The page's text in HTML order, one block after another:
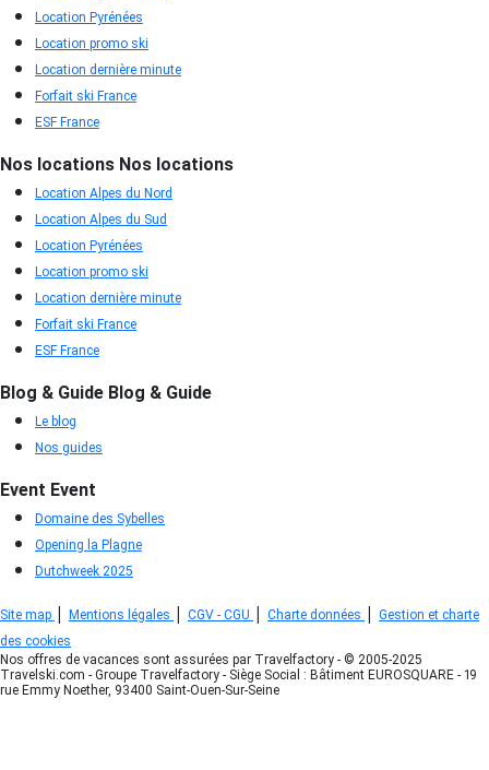
Location Pyrénées
Location promo ski
Location dernière minute
Forfait ski France
ESF France
Nos locations Nos locations
Location Alpes du Nord
Location Alpes du Sud
Location Pyrénées
Location promo ski
Location dernière minute
Forfait ski France
ESF France
Blog & Guide Blog & Guide
Le blog
Nos guides
Event Event
Domaine des Sybelles
Opening la Plagne
Dutchweek 2025
Site map | Mentions légales | CGV - CGU | Charte données | Gestion et charte
des cookies
Nos offres de vacances sont assurées par Travelfactory - © 2005-2025
Travelski.com - Groupe Travelfactory - Siège Social : Bâtiment EUROSQUARE - 19
rue Emmy Noether, 93400 Saint-Ouen-Sur-Seine